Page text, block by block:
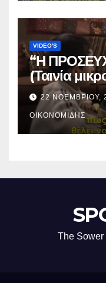
VIDEO'S
“Η
(Ταινία
22 ΝΟΕΜΒΡΊΟΥ,
ΟΙΚΟΝΟΜΊΔΗΣ
The Sower